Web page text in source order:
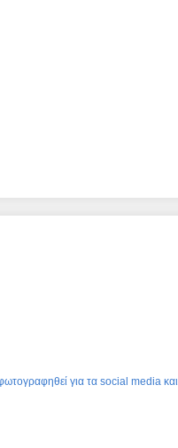
για τα social media και